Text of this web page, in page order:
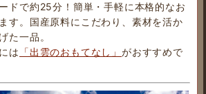
ドで約25分！簡単・手軽に本格的なお
す。国産原料にこだわり、素材を活か
た一品。
は 「出雲のおもてなし」がおすすめで